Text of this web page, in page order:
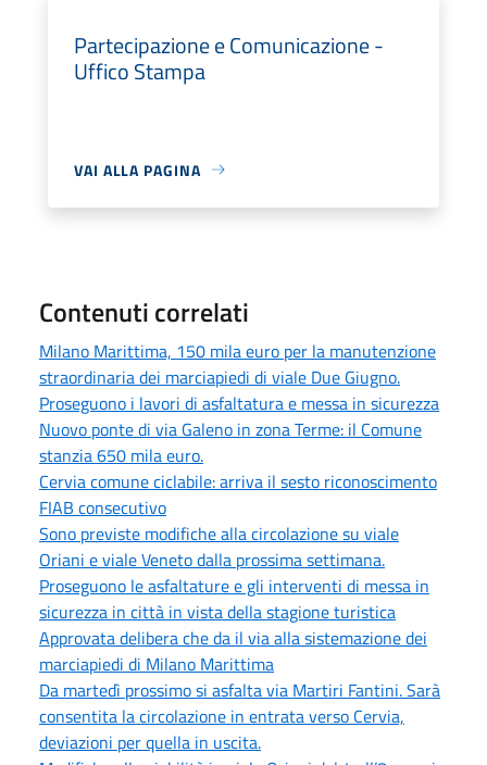
Partecipazione e Comunicazione -
Uffico Stampa
VAI ALLA PAGINA
Contenuti correlati
Milano Marittima, 150 mila euro per la manutenzione
straordinaria dei marciapiedi di viale Due Giugno.
Proseguono i lavori di asfaltatura e messa in sicurezza
Nuovo ponte di via Galeno in zona Terme: il Comune
stanzia 650 mila euro.
Cervia comune ciclabile: arriva il sesto riconoscimento
FIAB consecutivo
Sono previste modifiche alla circolazione su viale
Oriani e viale Veneto dalla prossima settimana.
Proseguono le asfaltature e gli interventi di messa in
sicurezza in città in vista della stagione turistica
Approvata delibera che da il via alla sistemazione dei
marciapiedi di Milano Marittima
Da martedì prossimo si asfalta via Martiri Fantini. Sarà
consentita la circolazione in entrata verso Cervia,
deviazioni per quella in uscita.